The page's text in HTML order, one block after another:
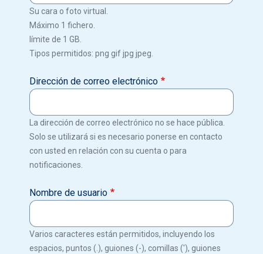
Su cara o foto virtual.
Máximo 1 fichero.
límite de 1 GB.
Tipos permitidos: png gif jpg jpeg.
Dirección de correo electrónico
La dirección de correo electrónico no se hace pública.
Solo se utilizará si es necesario ponerse en contacto
con usted en relación con su cuenta o para
notificaciones.
Nombre de usuario
Varios caracteres están permitidos, incluyendo los
espacios, puntos (.), guiones (-), comillas ('), guiones